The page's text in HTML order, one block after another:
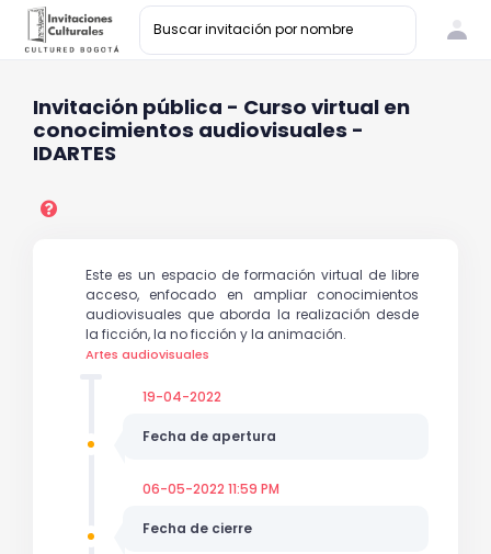
Invitación pública - Curso virtual en
conocimientos audiovisuales -
IDARTES
Este es un espacio de formación virtual de libre
acceso, enfocado en ampliar conocimientos
audiovisuales que aborda la realización desde
la ficción, la no ficción y la animación.
Artes audiovisuales
19-04-2022
Fecha de apertura
06-05-2022 11:59 PM
Fecha de cierre